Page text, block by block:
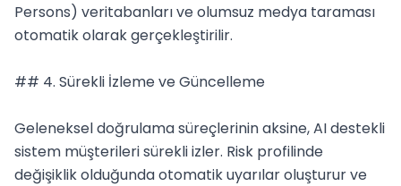
Persons) veritabanları ve olumsuz medya taraması
otomatik olarak gerçekleştirilir.
## 4. Sürekli İzleme ve Güncelleme
Geleneksel doğrulama süreçlerinin aksine, AI destekli
sistem müşterileri sürekli izler. Risk profilinde
değişiklik olduğunda otomatik uyarılar oluşturur ve